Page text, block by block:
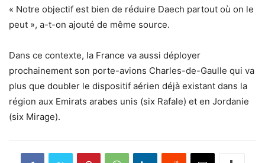
« Notre objectif est bien de réduire Daech partout où on le
peut », a-t-on ajouté de même source.
Dans ce contexte, la France va aussi déployer
prochainement son porte-avions Charles-de-Gaulle qui va
plus que doubler le dispositif aérien déjà existant dans la
région aux Emirats arabes unis (six Rafale) et en Jordanie
(six Mirage).